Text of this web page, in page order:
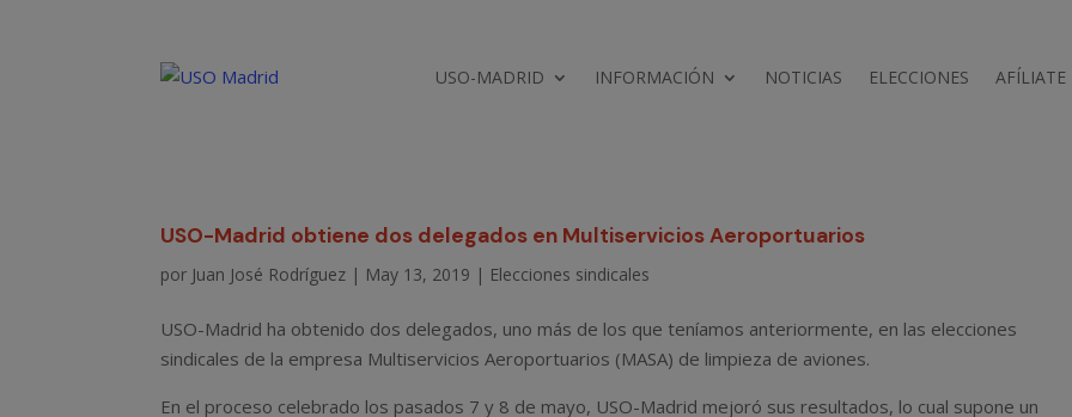
USO-MADRID INFORMACIÓN NOTICIAS ELECCIONES AFÍLIATE
USO-Madrid obtiene dos delegados en Multiservicios Aeroportuarios
por Juan José Rodríguez | May 13, 2019 | Elecciones sindicales
USO-Madrid ha obtenido dos delegados, uno más de los que teníamos anteriormente, en las elecciones
sindicales de la empresa Multiservicios Aeroportuarios (MASA) de limpieza de aviones.
En el proceso celebrado los pasados 7 y 8 de mayo, USO-Madrid mejoró sus resultados, lo cual supone un